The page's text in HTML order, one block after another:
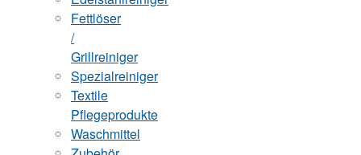
Fettlöser
/
Grillreiniger
Spezialreiniger
Textile
Pflegeprodukte
Waschmittel